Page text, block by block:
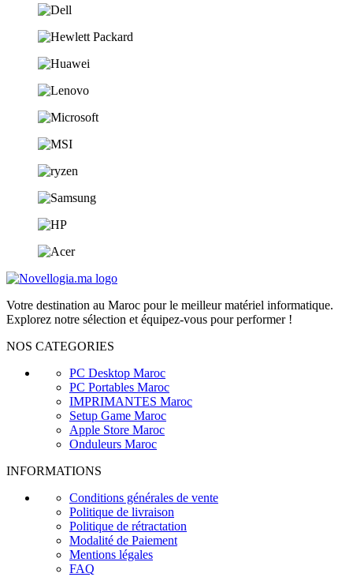
Votre destination au Maroc pour le meilleur matériel informatique.
Explorez notre sélection et équipez-vous pour performer !
NOS CATEGORIES
PC Desktop Maroc
PC Portables Maroc
IMPRIMANTES Maroc
Setup Game Maroc
Apple Store Maroc
Onduleurs Maroc
INFORMATIONS
Conditions générales de vente
Politique de livraison
Politique de rétractation
Modalité de Paiement
Mentions légales
FAQ